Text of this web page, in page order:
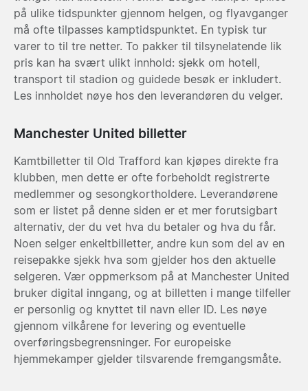
på ulike tidspunkter gjennom helgen, og flyavganger
må ofte tilpasses kamptidspunktet. En typisk tur
varer to til tre netter. To pakker til tilsynelatende lik
pris kan ha svært ulikt innhold: sjekk om hotell,
transport til stadion og guidede besøk er inkludert.
Les innholdet nøye hos den leverandøren du velger.
Manchester United billetter
Kamtbilletter til Old Trafford kan kjøpes direkte fra
klubben, men dette er ofte forbeholdt registrerte
medlemmer og sesongkortholdere. Leverandørene
som er listet på denne siden er et mer forutsigbart
alternativ, der du vet hva du betaler og hva du får.
Noen selger enkeltbilletter, andre kun som del av en
reisepakke sjekk hva som gjelder hos den aktuelle
selgeren. Vær oppmerksom på at Manchester United
bruker digital inngang, og at billetten i mange tilfeller
er personlig og knyttet til navn eller ID. Les nøye
gjennom vilkårene for levering og eventuelle
overføringsbegrensninger. For europeiske
hjemmekamper gjelder tilsvarende fremgangsmåte.